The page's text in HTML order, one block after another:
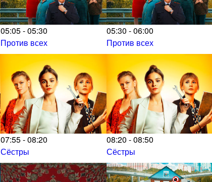
05:05 - 05:30
Против всех
05:30 - 06:00
Против всех
07:55 - 08:20
Сёстры
08:20 - 08:50
Сёстры